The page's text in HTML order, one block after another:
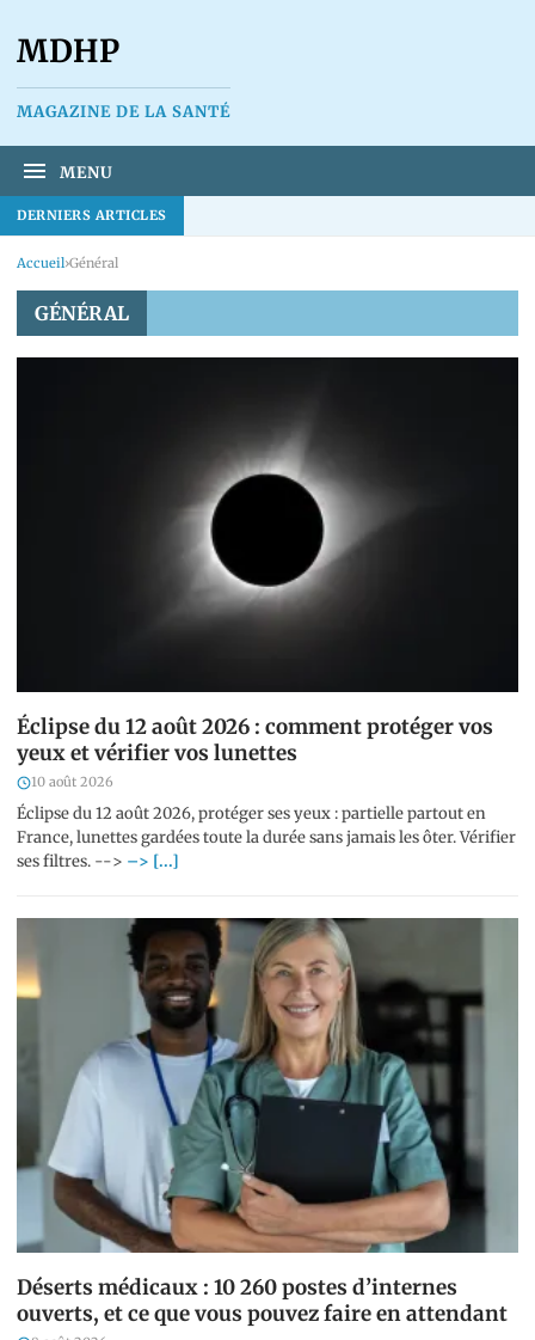
MDHP
MAGAZINE DE LA SANTÉ
MENU
DERNIERS ARTICLES
Accueil›Général
GÉNÉRAL
Éclipse du 12 août 2026 : comment protéger vos
yeux et vérifier vos lunettes
10 août 2026
Éclipse du 12 août 2026, protéger ses yeux : partielle partout en
France, lunettes gardées toute la durée sans jamais les ôter. Vérifier
ses filtres. --> –> [...]
Déserts médicaux : 10 260 postes d’internes
ouverts, et ce que vous pouvez faire en attendant